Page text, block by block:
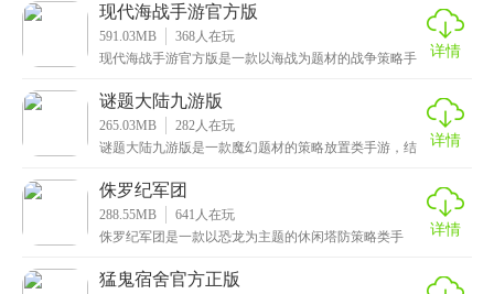
现代海战手游官方版
591.03MB 368 人在玩
现代海战手游官方版是一款以海战为题材的战争策略手
场，搭
详情
谜题大陆九游版
265.03MB 282 人在玩
谜题大陆九游版是一款魔幻题材的策略放置类手游，结
五种
详情
侏罗纪军团
288.55MB 641 人在玩
侏罗纪军团是一款以恐龙为主题的休闲塔防策略类手
回侏罗
详情
猛鬼宿舍官方正版